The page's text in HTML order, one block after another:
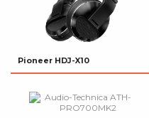
Pioneer HDJ-X10